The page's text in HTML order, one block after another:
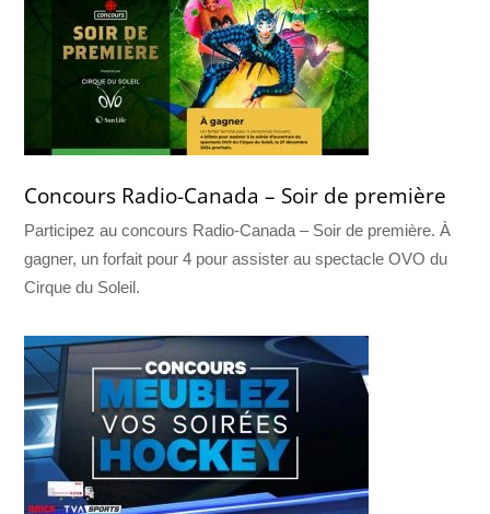
Concours Radio-Canada – Soir de première
Participez au concours Radio-Canada – Soir de première. À
gagner, un forfait pour 4 pour assister au spectacle OVO du
Cirque du Soleil.